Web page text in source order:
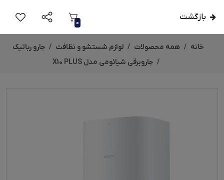
بازگشت
0
خانه همه محصولات لوازم شستشو و نظافت
جارو رباتیک
جاروبرقی شیائومی مدل X10 PLUS